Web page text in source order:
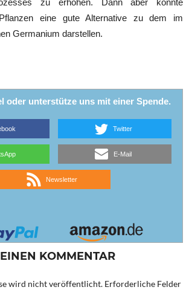
eine gute Alternative zu dem im
Germanium darstellen.
oder unterstütze uns mit einer Spende.
Twitter
E-Mail
Newsletter
KOMMENTAR
wird nicht veröffentlicht. Erforderliche Felder